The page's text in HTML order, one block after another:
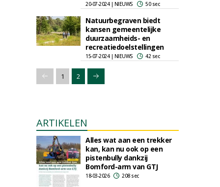
20-07-2024 | NIEUWS 50 sec
Natuurbegraven biedt
kansen gemeentelijke
duurzaamheids- en
recreatiedoelstellingen
15-07-2024 | NIEUWS 42 sec
1 2
ARTIKELEN
Alles wat aan een trekker
kan, kan nu ook op een
pistenbully dankzij
Bomford-arm van GTJ
18-03-2026 208 sec